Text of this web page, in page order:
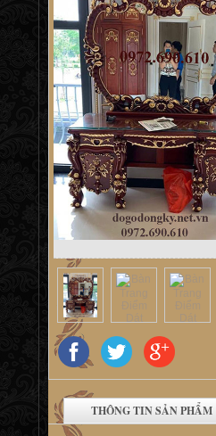
THÔNG TIN SẢN PHẨM